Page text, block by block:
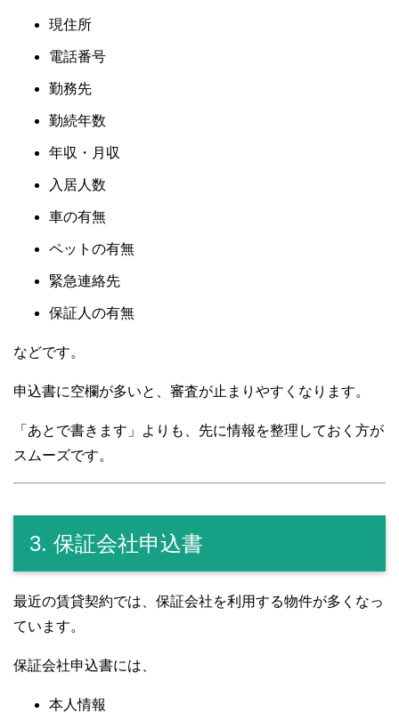
現住所
電話番号
勤務先
勤続年数
年収・月収
入居人数
車の有無
ペットの有無
緊急連絡先
保証人の有無
などです。
申込書に空欄が多いと、審査が止まりやすくなります。
「あとで書きます」よりも、先に情報を整理しておく方が
スムーズです。
3. 保証会社申込書
最近の賃貸契約では、保証会社を利用する物件が多くなっ
ています。
保証会社申込書には、
本人情報